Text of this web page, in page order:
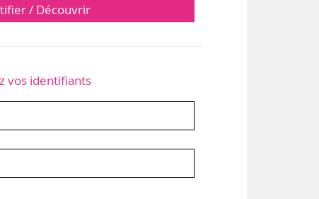
/ Découvrir
vos identifiants